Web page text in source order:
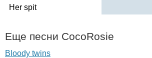
Her spit
Еще песни CocoRosie
Bloody twins